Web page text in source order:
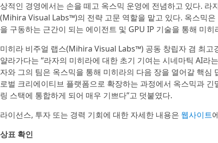
상적인 경영에서는 손을 떼고 옥스믹 운영에 전념하고 있다.
(Mihira Visual Labs™)의 전략 고문 역할을 맡고 있다. 옥스믹
을 구동하는 근간이 되는 에이전트 및 GPU IP 기술을 통해 미
미히라 비주얼 랩스(Mihira Visual Labs™) 공동 창립자 겸 최
얄라가다는 “라자의 미히라에 대한 초기 기여는 시네마틱 AI
자와 그의 팀은 옥스믹을 통해 미히라의 다음 장을 열어갈 핵
로벌 크리에이티브 플랫폼으로 확장하는 과정에서 옥스믹과
링 스택에 통합하게 되어 매우 기쁘다”고 덧붙였다.
라이선스, 투자 또는 경력 기회에 대한 자세한 내용은 웹사이트
상표 확인